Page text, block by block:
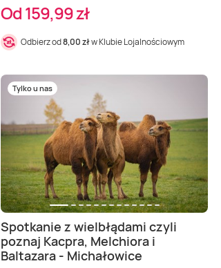
Od 159,99 zł
Odbierz od8,00 złw Klubie Lojalnościowym
Tylko u nas
Spotkanie z wielbłądami czyli
poznaj Kacpra, Melchiora i
Baltazara - Michałowice